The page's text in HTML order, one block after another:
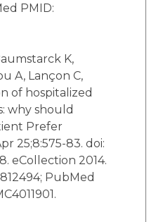
PMID:
K,
A, Lançon C,
of hospitalized
why should
Prefer
25;8:575-83. doi:
eCollection 2014.
PubMed